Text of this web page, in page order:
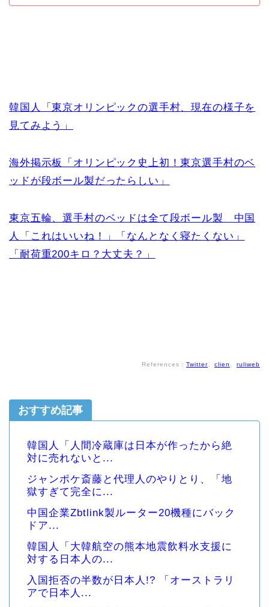
韓国人「東京オリンピックの選手村、現在の様子を
見てみよう」
海外掲示板「オリンピック史上初！東京選手村のベ
ッドが段ボール製だったらしい」
東京五輪、選手村のベッドは全て段ボール製 中国
人「これはいいね！」「なんとなく寝たくない」
「耐荷重200キロ？大丈夫？」
References： Twitter、 clien 、 ruliweb
おすすめ記事
韓国人「人間冷蔵庫は日本が作ったから絶
対に売れないと...
ジャンポケ斎藤と代理人のやりとり、「地
獄すぎて完全に...
中国企業Zbtlink製ルーター20機種にバック
ドア...
韓国人「大韓航空の熊本地震飲料水支援に
対する日本人の...
入国拒否の半数が日本人!? 「オーストラリ
アで日本人...